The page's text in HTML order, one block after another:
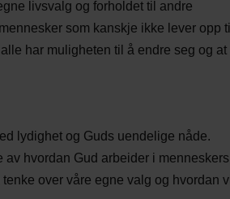
livsvalg og forholdet til andre
som kanskje ikke lever opp til
har muligheten til å endre seg og at
lydighet og Guds uendelige nåde.
hvordan Gud arbeider i
over våre egne valg og hvordan